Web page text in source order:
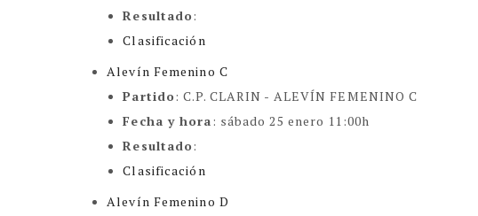
Resultado:
Clasificación
Alevín Femenino C
Partido:C.P. CLARIN - ALEVÍN FEMENINO C
Fecha y hora: sábado 25 enero 11:00h
Resultado:
Clasificación
Alevín Femenino D